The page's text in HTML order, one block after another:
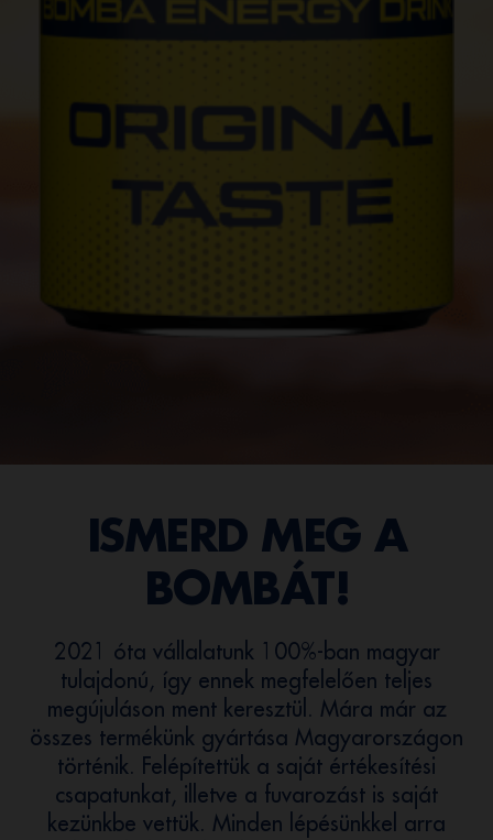
ISMERD MEG A
BOMBÁT!
2021 óta vállalatunk 100%-ban magyar
tulajdonú, így ennek megfelelően teljes
megújuláson ment keresztül. Mára már az
összes termékünk gyártása Magyarországon
történik. Felépítettük a saját értékesítési
csapatunkat, illetve a fuvarozást is saját
kezünkbe vettük. Minden lépésünkkel arra